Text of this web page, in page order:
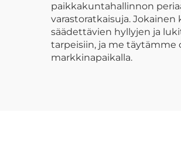
paikkakuntahallinnon
varastoratkaisuja.
säädettävien hyllyjen ja
tarpeisiin, ja me täytämme
markkinapaikalla.